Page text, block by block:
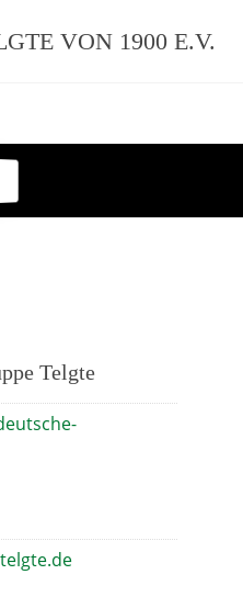
VON 1900 E.V.
Telgte